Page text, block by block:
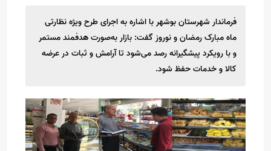
فرماندار شهرستان بوشهر با اشاره به اجرای طرح ویژه نظارتی
ماه مبارک رمضان و نوروز گفت: بازار به‌صورت هدفمند مستمر
و با رویکرد پیشگیرانه رصد می‌شود تا آرامش و ثبات در عرضه
کالا و خدمات حفظ شود.